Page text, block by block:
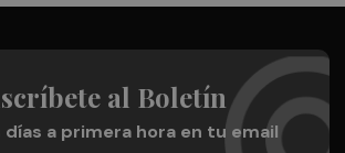
al Boletín
días a primera hora en tu email